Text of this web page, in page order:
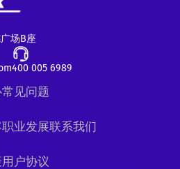
场B座
400 005 6989
常见问题
职业发展联系我们
用户协议